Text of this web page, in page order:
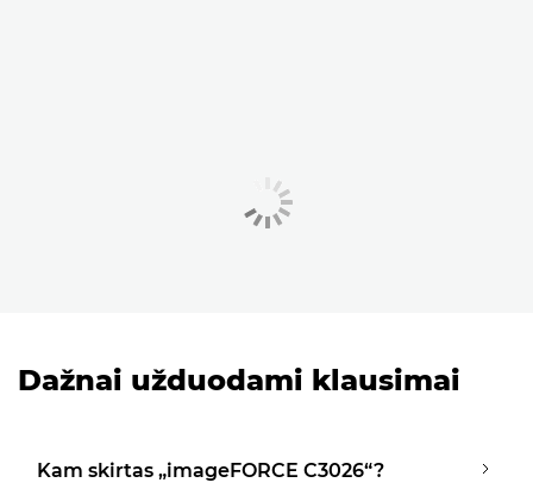
Dažnai užduodami klausimai
Kam skirtas „imageFORCE C3026“?